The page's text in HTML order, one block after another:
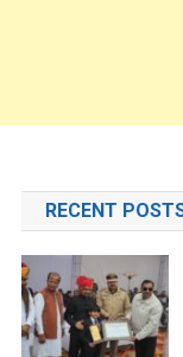
RECENT